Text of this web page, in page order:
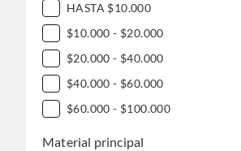
HASTA $10.000
$10.000 - $20.000
$20.000 - $40.000
$40.000 - $60.000
$60.000 - $100.000
Material principal